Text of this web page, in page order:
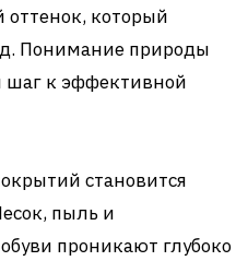
который
Понимание природы
шаг к эффективной
становится
пыль и
проникают глубоко